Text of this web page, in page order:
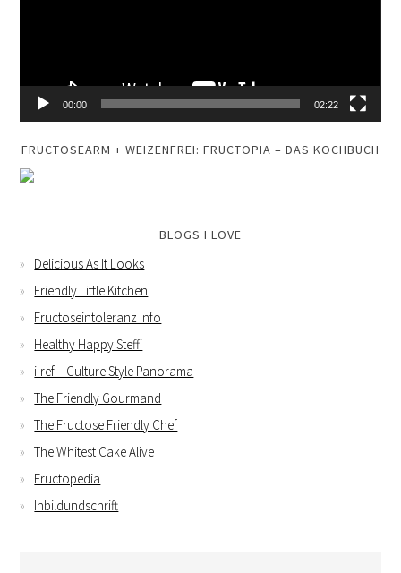
00:00 02:22
FRUCTOSEARM + WEIZENFREI: FRUCTOPIA – DAS KOCHBUCH
BLOGS I LOVE
Delicious As It Looks
Friendly Little Kitchen
Fructoseintoleranz Info
Healthy Happy Steffi
i-ref – Culture Style Panorama
The Friendly Gourmand
The Fructose Friendly Chef
The Whitest Cake Alive
Fructopedia
Inbildundschrift